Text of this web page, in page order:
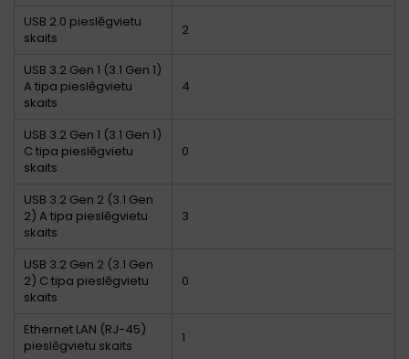
USB 2.0 pieslēgvietu
skaits
2
USB 3.2 Gen 1 (3.1 Gen 1)
A tipa pieslēgvietu
skaits
4
USB 3.2 Gen 1 (3.1 Gen 1)
C tipa pieslēgvietu
skaits
0
USB 3.2 Gen 2 (3.1 Gen
2) A tipa pieslēgvietu
skaits
3
USB 3.2 Gen 2 (3.1 Gen
2) C tipa pieslēgvietu
skaits
0
Ethernet LAN (RJ-45)
pieslēgvietu skaits
1